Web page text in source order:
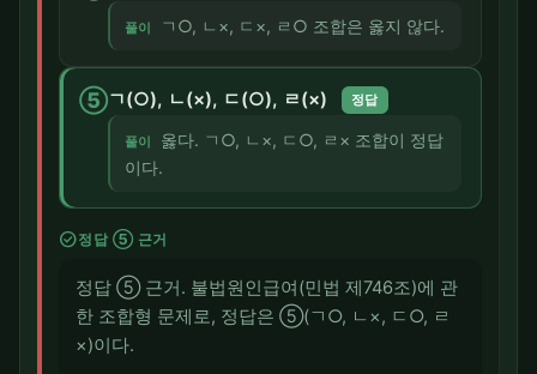
풀이 ㄱ○, ㄴ×, ㄷ×, ㄹ○ 조합은 옳지 않다.
⑤ㄱ(○), ㄴ(×), ㄷ(○), ㄹ(×) 정답
풀이
옳다. ㄱ○, ㄴ×, ㄷ○, ㄹ× 조합이 정답
이다.
check_circle정답 ⑤ 근거
정답 ⑤ 근거. 불법원인급여(민법 제746조)에 관
한 조합형 문제로, 정답은 ⑤(ㄱ○, ㄴ×, ㄷ○, ㄹ
×)이다.